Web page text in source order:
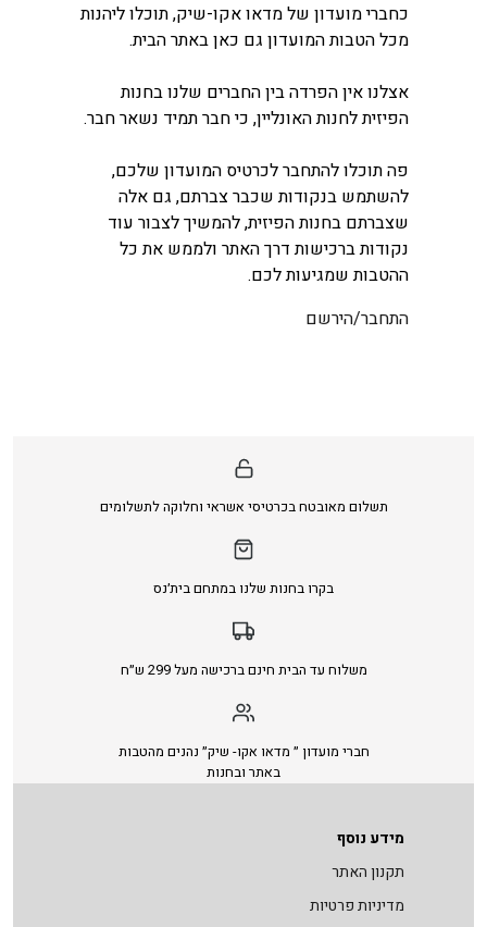
כחברי מועדון של מדאו אקו-שיק, תוכלו ליהנות
מכל הטבות המועדון גם כאן באתר הבית.
אצלנו אין הפרדה בין החברים שלנו בחנות
הפיזית לחנות האונליין, כי חבר תמיד נשאר חבר.
פה תוכלו להתחבר לכרטיס המועדון שלכם,
להשתמש בנקודות שכבר צברתם, גם אלה
שצברתם בחנות הפיזית, להמשיך לצבור עוד
נקודות ברכישות דרך האתר ולממש את כל
ההטבות שמגיעות לכם.
התחבר/הירשם
תשלום מאובטח בכרטיסי אשראי וחלוקה לתשלומים
בקרו בחנות שלנו במתחם בית׳נס
משלוח עד הבית חינם ברכישה מעל 299 ש״ח
חברי מועדון ״ מדאו אקו- שיק״ נהנים מהטבות
באתר ובחנות
מידע נוסף
תקנון האתר
מדיניות פרטיות